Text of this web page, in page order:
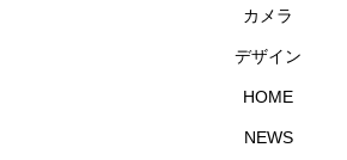
カメラ
デザイン
HOME
NEWS